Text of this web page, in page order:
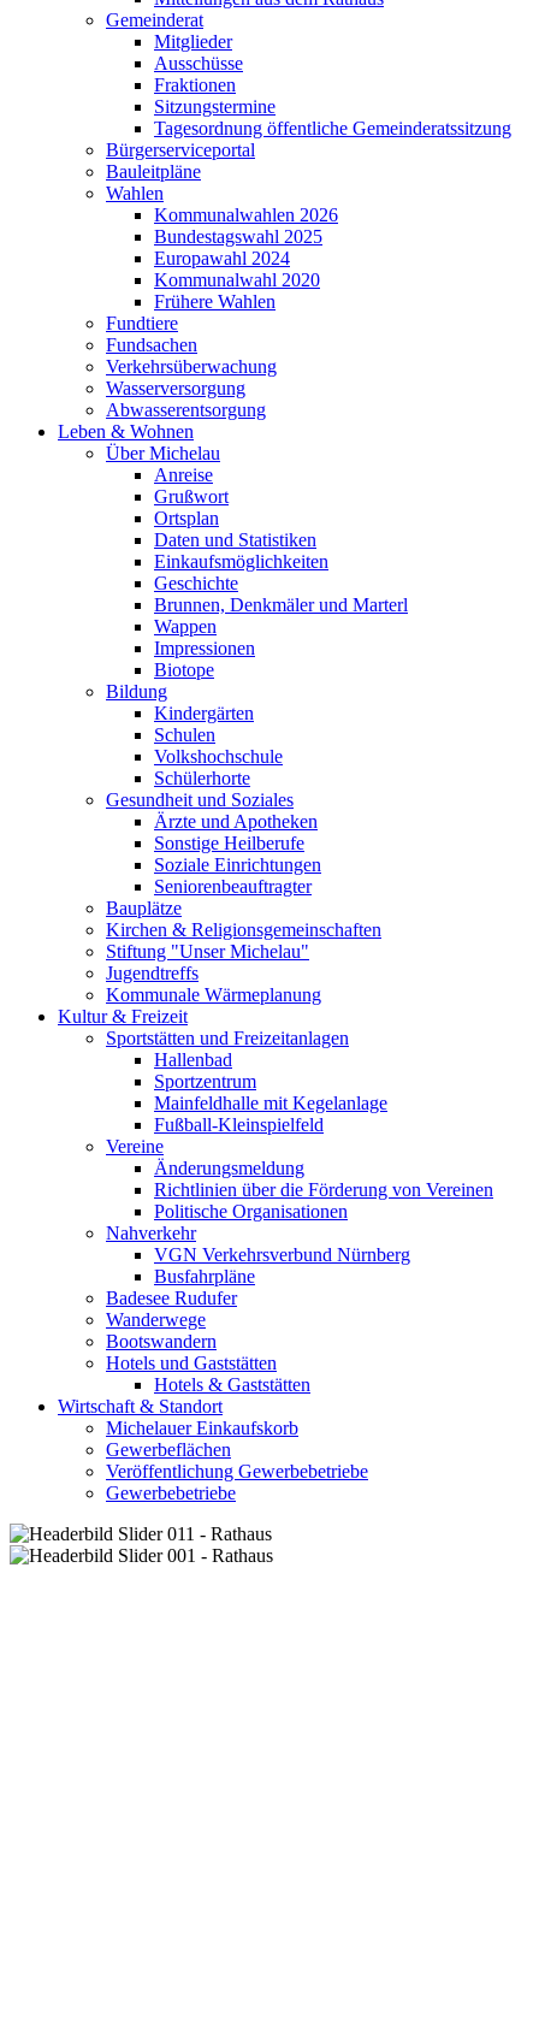
Gemeinderat
Mitglieder
Ausschüsse
Fraktionen
Sitzungstermine
Tagesordnung öffentliche Gemeinderatssitzung
Bürgerserviceportal
Bauleitpläne
Wahlen
Kommunalwahlen 2026
Bundestagswahl 2025
Europawahl 2024
Kommunalwahl 2020
Frühere Wahlen
Fundtiere
Fundsachen
Verkehrsüberwachung
Wasserversorgung
Abwasserentsorgung
Leben & Wohnen
Über Michelau
Anreise
Grußwort
Ortsplan
Daten und Statistiken
Einkaufsmöglichkeiten
Geschichte
Brunnen, Denkmäler und Marterl
Wappen
Impressionen
Biotope
Bildung
Kindergärten
Schulen
Volkshochschule
Schülerhorte
Gesundheit und Soziales
Ärzte und Apotheken
Sonstige Heilberufe
Soziale Einrichtungen
Seniorenbeauftragter
Bauplätze
Kirchen & Religionsgemeinschaften
Stiftung "Unser Michelau"
Jugendtreffs
Kommunale Wärmeplanung
Kultur & Freizeit
Sportstätten und Freizeitanlagen
Hallenbad
Sportzentrum
Mainfeldhalle mit Kegelanlage
Fußball-Kleinspielfeld
Vereine
Änderungsmeldung
Richtlinien über die Förderung von Vereinen
Politische Organisationen
Nahverkehr
VGN Verkehrsverbund Nürnberg
Busfahrpläne
Badesee Rudufer
Wanderwege
Bootswandern
Hotels und Gaststätten
Hotels & Gaststätten
Wirtschaft & Standort
Michelauer Einkaufskorb
Gewerbeflächen
Veröffentlichung Gewerbebetriebe
Gewerbebetriebe